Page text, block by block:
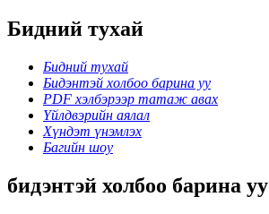
Бидний тухай
Бидний тухай
Бидэнтэй холбоо барина уу
PDF хэлбэрээр татаж авах
Үйлдвэрийн аялал
Хүндэт үнэмлэх
Багийн шоу
бидэнтэй холбоо барина уу